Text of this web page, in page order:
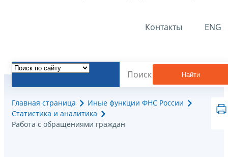
Контакты ENG
Найти
Главная страница
Иные функции ФНС России
Статистика и аналитика
Работа с обращениями граждан